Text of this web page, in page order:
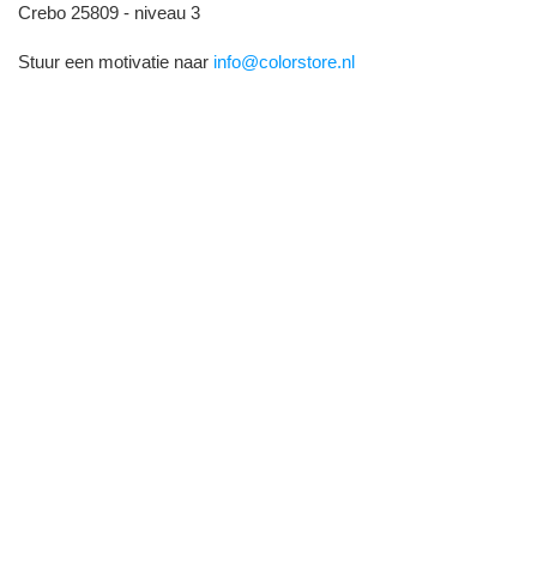
Crebo 25809 - niveau 3
Stuur een motivatie naar info@colorstore.nl